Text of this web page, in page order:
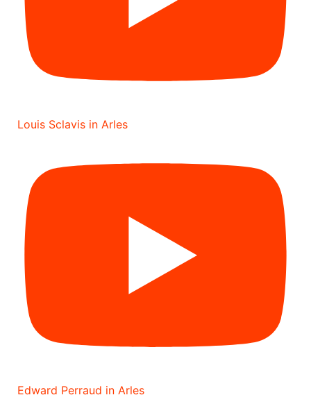
Louis Sclavis in Arles
Edward Perraud in Arles